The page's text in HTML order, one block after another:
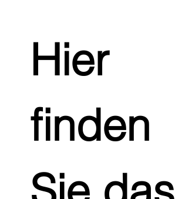
Hier
finden